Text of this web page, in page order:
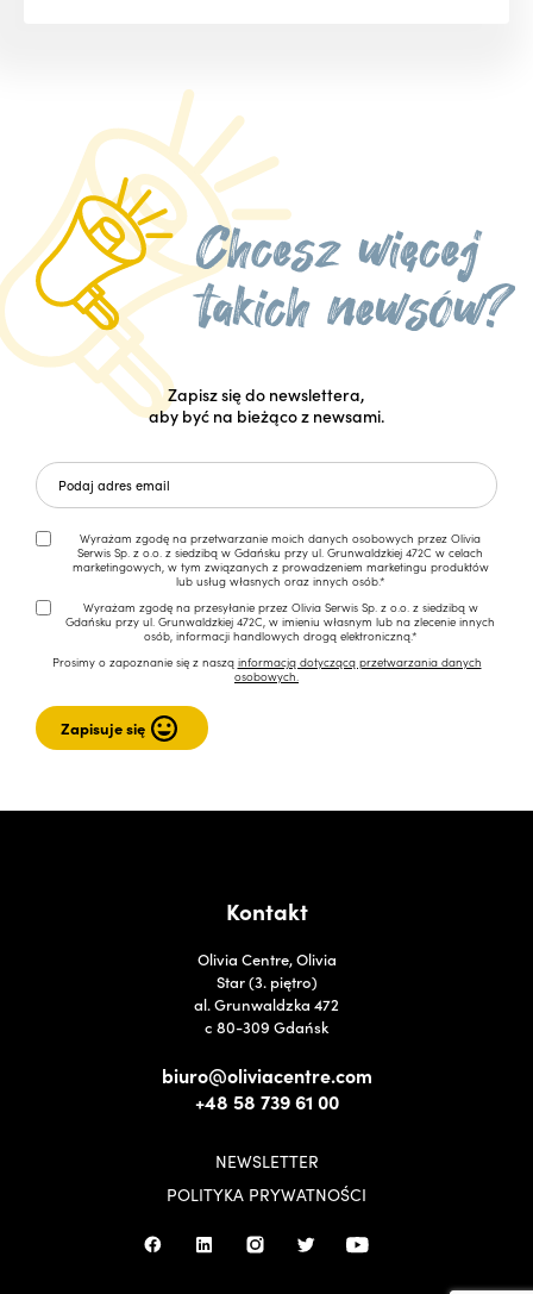
Zapisz się do newslettera,
aby być na bieżąco z newsami.
Wyrażam zgodę na przetwarzanie moich danych osobowych przez Olivia
Serwis Sp. z o.o. z siedzibą w Gdańsku przy ul. Grunwaldzkiej 472C w celach
marketingowych, w tym związanych z prowadzeniem marketingu produktów
lub usług własnych oraz innych osób.*
Wyrażam zgodę na przesyłanie przez Olivia Serwis Sp. z o.o. z siedzibą w
Gdańsku przy ul. Grunwaldzkiej 472C, w imieniu własnym lub na zlecenie innych
osób, informacji handlowych drogą elektroniczną.*
Prosimy o zapoznanie się z naszą informacją dotyczącą przetwarzania danych
osobowych.
Kontakt
Olivia Centre, Olivia
Star (3. piętro)
al. Grunwaldzka 472
c 80-309 Gdańsk
biuro@oliviacentre.com
+48 58 739 61 00
NEWSLETTER
POLITYKA PRYWATNOŚCI